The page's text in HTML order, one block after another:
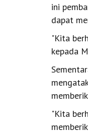
ini
dapat
"Kita
kepada
"Kita